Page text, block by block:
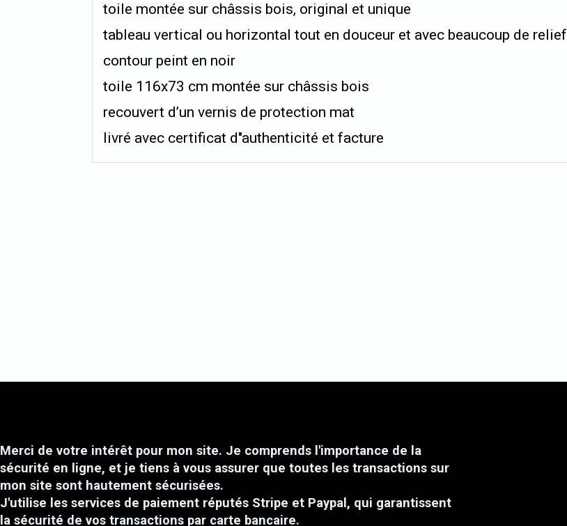
toile montée sur châssis bois, original et unique
tableau vertical ou horizontal tout en douceur et avec beaucoup de relief
contour peint en noir
toile 116x73 cm montée sur châssis bois
recouvert d’un vernis de protection mat
livré avec certificat d"authenticité et facture
Merci de votre intérêt pour mon site. Je comprends l'importance de la
sécurité en ligne, et je tiens à vous assurer que toutes les transactions sur
mon site sont hautement sécurisées.
J'utilise les services de paiement réputés Stripe et Paypal, qui garantissent
la sécurité de vos transactions par carte bancaire.